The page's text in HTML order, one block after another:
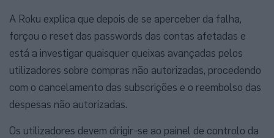
A Roku explica que depois de se aperceber da falha,
forçou o reset das passwords das contas afetadas e
está a investigar quaisquer queixas avançadas pelos
utilizadores sobre compras não autorizadas, procedendo
com o cancelamento das subscrições e o reembolso das
despesas não autorizadas.
Os utilizadores devem dirigir-se ao painel de controlo da